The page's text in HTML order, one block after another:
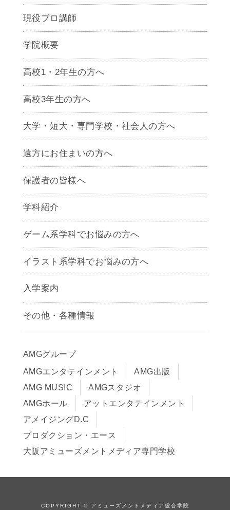
現役プロ講師
学院概要
高校1・2年生の方へ
高校3年生の方へ
大学・短大・専門学校・社会人の方へ
遠方にお住まいの方へ
保護者の皆様へ
学科紹介
ゲームクリエイター学科
CG学科
アニメーション学科
声優学科
ゲーム系学科でお悩みの方へ
イラスト系学科でお悩みの方へ
入学案内
募集要項
早期出願制度・AOエントリー
入学までの流れ
学費サポート・各種制度
学費について
Q&A
その他・各種情報
アクセス
サイトポリシー
在校生・保護者の方へ
卒業生の皆様へ
AMGグループ
AMGエンタテインメント
AMG出版
AMG MUSIC
AMGスタジオ
AMGホール
アットエンタテインメント
アメイジングD.C
プロダクション・エース
大阪アミューズメントメディア専門学校
COPYRIGHT © アミューズメントメディア総合学院